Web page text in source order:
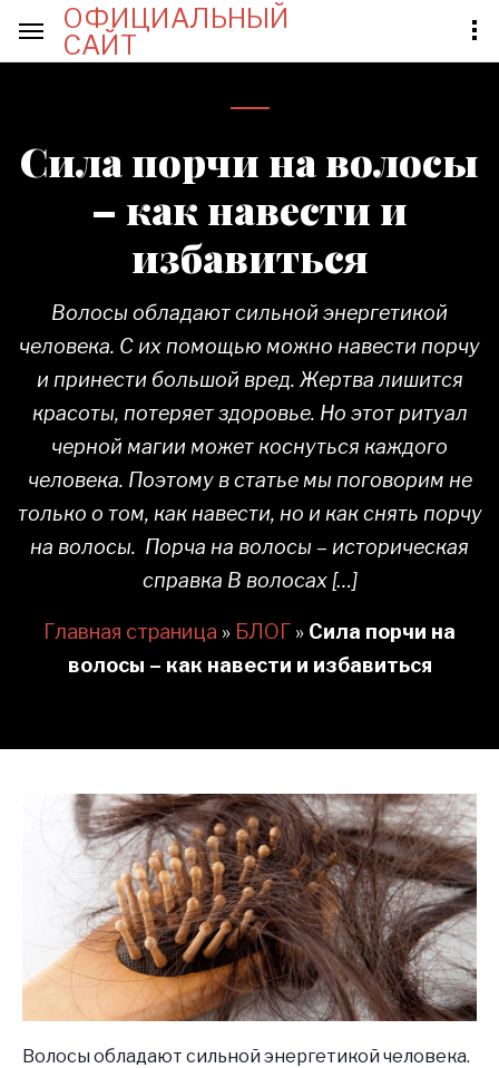
ОФИЦИАЛЬНЫЙ
САЙТ
Сила порчи на волосы
– как навести и
избавиться
Волосы обладают сильной энергетикой
человека. С их помощью можно навести порчу
и принести большой вред. Жертва лишится
красоты, потеряет здоровье. Но этот ритуал
черной магии может коснуться каждого
человека. Поэтому в статье мы поговорим не
только о том, как навести, но и как снять порчу
на волосы. Порча на волосы – историческая
справка В волосах […]
Главная страница » БЛОГ » Сила порчи на
волосы – как навести и избавиться
Волосы обладают сильной энергетикой человека.